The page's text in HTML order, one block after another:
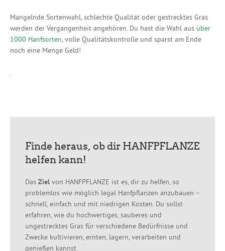
Mangelnde Sortenwahl, schlechte Qualität oder gestrecktes Gras
werden der Vergangenheit angehören. Du hast die Wahl aus über
1000 Hanfsorten , volle Qualitätskontrolle und sparst am Ende
noch eine Menge Geld!
Finde heraus, ob dir HANFPFLANZE
helfen kann!
Das Ziel von HANFPFLANZE ist es, dir zu helfen, so
problemlos wie möglich legal Hanfpflanzen anzubauen –
schnell, einfach und mit niedrigen Kosten. Du sollst
erfahren, wie du hochwertiges, sauberes und
ungestrecktes Gras für verschiedene Bedürfnisse und
Zwecke kultivieren, ernten, lagern, verarbeiten und
genießen kannst.